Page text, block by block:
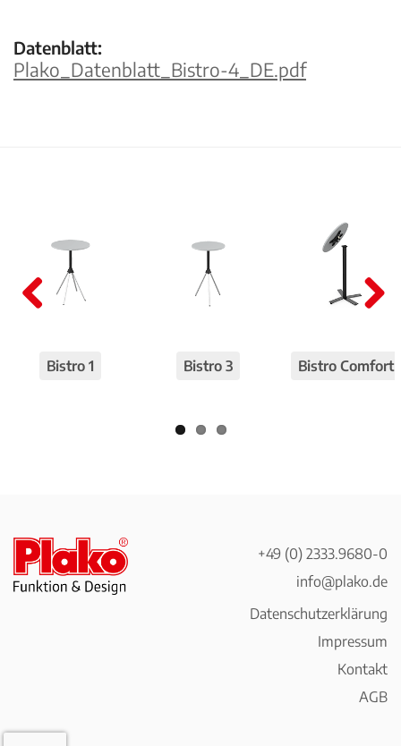
Datenblatt:
Plako_Datenblatt_Bistro-4_DE.pdf
Bistro 1 Bistro 3 Bistro Comfort
+49 (0) 2333.9680-0
info@plako.de
Datenschutzerklärung
Impressum
Kontakt
AGB